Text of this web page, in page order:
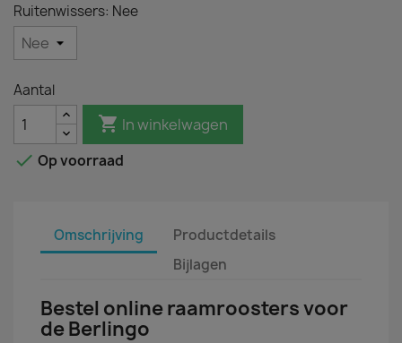
Ruitenwissers: Nee
Aantal
 In winkelwagen
 Op voorraad
Omschrijving
Productdetails
Bijlagen
Bestel online raamroosters voor
de Berlingo